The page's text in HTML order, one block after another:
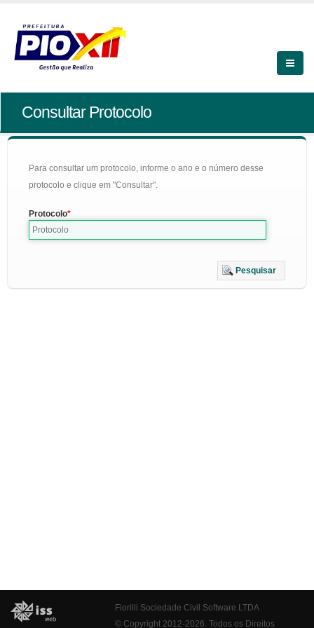
Consultar Protocolo
Para consultar um protocolo, informe o ano e o número desse
protocolo e clique em "Consultar".
Protocolo
Pesquisar
Fiorilli Sociedade Civil Software LTDA
© Copyright 2012-2026. Todos os Direitos